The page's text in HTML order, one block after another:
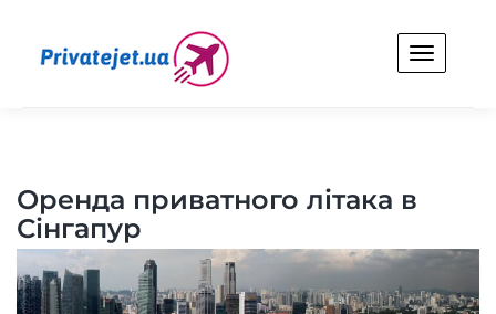
content
Оренда приватного літака в
Сінгапур